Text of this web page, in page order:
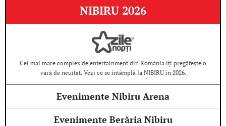
NIBIRU 2026
Cel mai mare complex de entertainment din România îți pregătește o
vară de neuitat. Vezi ce se întâmplă la NIBIRU în 2026.
Evenimente Nibiru Arena
Evenimente Berăria Nibiru